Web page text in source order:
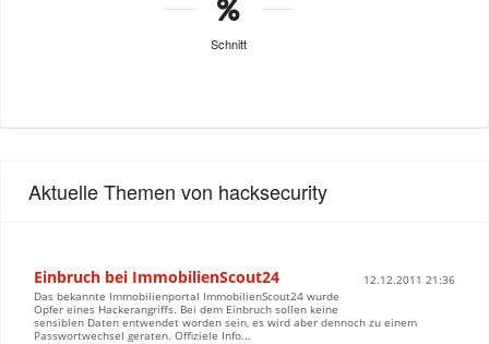
Schnitt
Aktuelle Themen von hacksecurity
Einbruch bei ImmobilienScout24
12.12.2011 21:36
Das bekannte Immobilienportal ImmobilienScout24 wurde
Opfer eines Hackerangriffs. Bei dem Einbruch sollen keine
sensiblen Daten entwendet worden sein, es wird aber dennoch zu einem
Passwortwechsel geraten. Offiziele Info...